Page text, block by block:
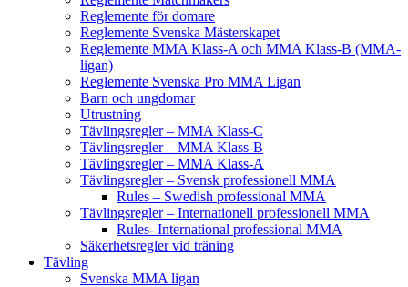
Reglemente för domare
Reglemente Svenska Mästerskapet
Reglemente MMA Klass-A och MMA Klass-B (MMA-
ligan)
Reglemente Svenska Pro MMA Ligan
Barn och ungdomar
Utrustning
Tävlingsregler – MMA Klass-C
Tävlingsregler – MMA Klass-B
Tävlingsregler – MMA Klass-A
Tävlingsregler – Svensk professionell MMA
Rules – Swedish professional MMA
Tävlingsregler – Internationell professionell MMA
Rules- International professional MMA
Säkerhetsregler vid träning
Tävling
Svenska MMA ligan